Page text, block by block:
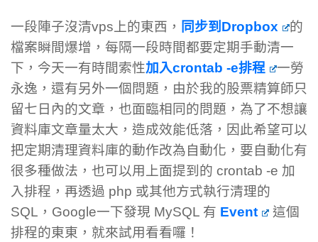
一段陣子沒清vps上的東西， 同步到Dropbox
的
檔案瞬間爆增，每隔一段時間都要定期手動清一
下，今天一有時間索性加入crontab -e排程
一勞
永逸，還有另外一個問題，由於我的股票精算師只
留七日內的文章，也面臨相同的問題，為了不想讓
資料庫文章量太大，造成效能低落，因此希望可以
把定期清理資料庫的動作改為自動化，要自動化有
很多種做法，也可以用上面提到的 crontab -e 加
入排程，再透過 php 或其他方式執行清理的
SQL，Google一下發現 MySQL 有 Event
這個
排程的東東，就來試用看看囉！